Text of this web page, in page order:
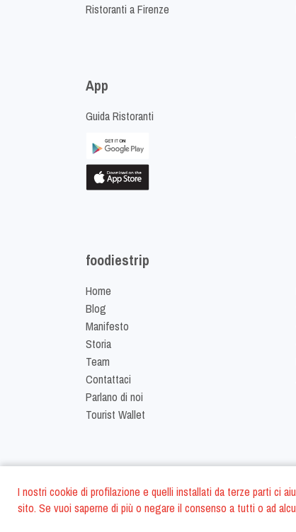
I nostri cookie di profilazione e quelli installati da terze parti ci
sito. Se vuoi saperne di più o negare il consenso a tutti o ad
Ristoranti a Firenze
App
Guida Ristoranti
foodiestrip
Home
Blog
Manifesto
Storia
Team
Contattaci
Parlano di noi
Tourist Wallet
© 2026